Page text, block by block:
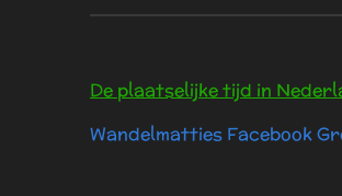
De plaatselijke tijd in
Wandelmatties Facebook